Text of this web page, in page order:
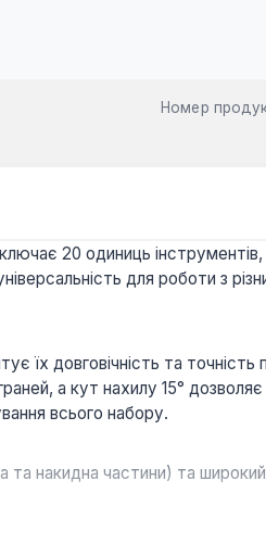
Номер
20 одиниць
для роботи з
їх довговічність та
а кут нахилу 15°
всього набору.
та накидна частини) та